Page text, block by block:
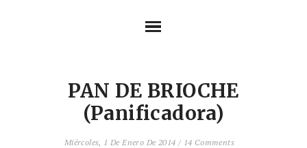
PAN DE BRIOCHE
(Panificadora)
Miércoles, 1 De Enero De 2014 / 14 Comments